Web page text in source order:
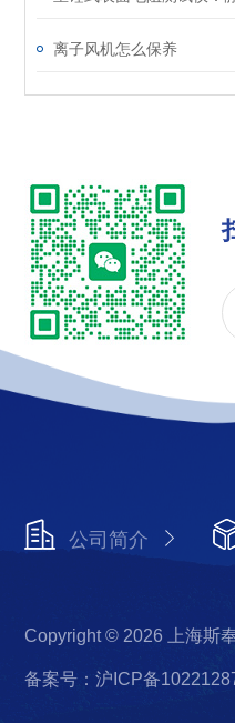
离子风机怎么保养
公司简介
Copyright © 2026 上海斯
备案号：沪ICP备